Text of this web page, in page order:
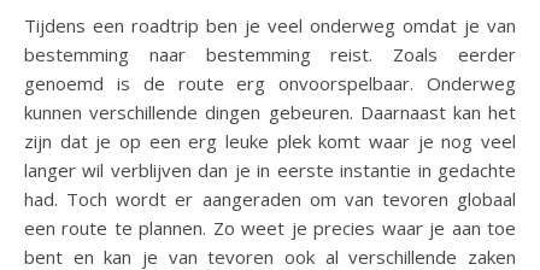
Tijdens een roadtrip ben je veel onderweg omdat je van
bestemming naar bestemming reist. Zoals eerder
genoemd is de route erg onvoorspelbaar. Onderweg
kunnen verschillende dingen gebeuren. Daarnaast kan het
zijn dat je op een erg leuke plek komt waar je nog veel
langer wil verblijven dan je in eerste instantie in gedachte
had. Toch wordt er aangeraden om van tevoren globaal
een route te plannen. Zo weet je precies waar je aan toe
bent en kan je van tevoren ook al verschillende zaken